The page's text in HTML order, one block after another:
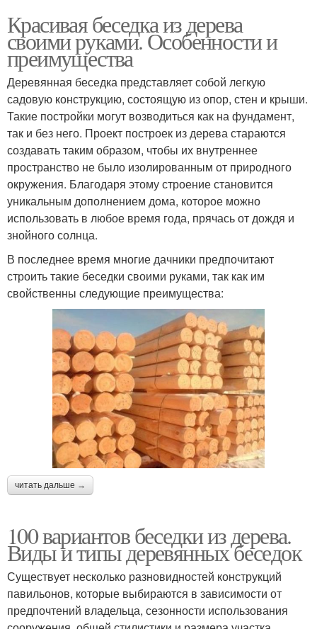
Красивая беседка из дерева
своими руками. Особенности и
преимущества
Деревянная беседка представляет собой легкую
садовую конструкцию, состоящую из опор, стен и крыши.
Такие постройки могут возводиться как на фундамент,
так и без него. Проект построек из дерева стараются
создавать таким образом, чтобы их внутреннее
пространство не было изолированным от природного
окружения. Благодаря этому строение становится
уникальным дополнением дома, которое можно
использовать в любое время года, прячась от дождя и
знойного солнца.
В последнее время многие дачники предпочитают
строить такие беседки своими руками, так как им
свойственны следующие преимущества:
читать дальше →
100 вариантов беседки из дерева.
Виды и типы деревянных беседок
Существует несколько разновидностей конструкций
павильонов, которые выбираются в зависимости от
предпочтений владельца, сезонности использования